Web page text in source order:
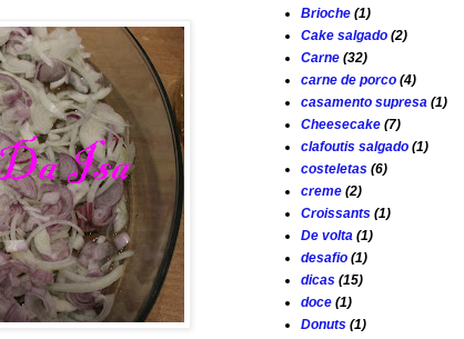
Brioche (1)
Cake salgado (2)
Carne (32)
carne de porco (4)
casamento supresa (1)
Cheesecake (7)
clafoutis salgado (1)
costeletas (6)
creme (2)
Croissants (1)
De volta (1)
desafio (1)
dicas (15)
doce (1)
Donuts (1)